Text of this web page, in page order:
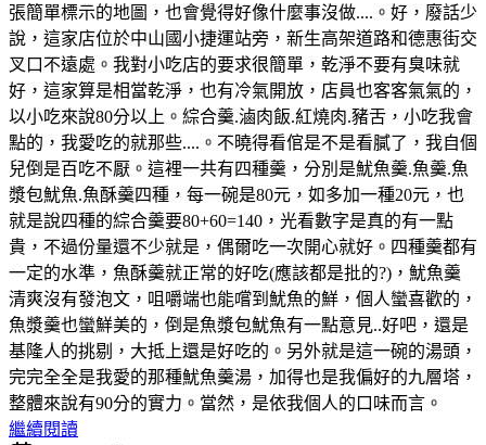
張簡單標示的地圖，也會覺得好像什麼事沒做....。好，廢話少
說，這家店位於中山國小捷運站旁，新生高架道路和德惠街交
叉口不遠處。我對小吃店的要求很簡單，乾淨不要有臭味就
好，這家算是相當乾淨，也有冷氣開放，店員也客客氣氣的，
以小吃來說80分以上。綜合羹.滷肉飯.紅燒肉.豬舌，小吃我會
點的，我愛吃的就那些....。不曉得看倌是不是看膩了，我自個
兒倒是百吃不厭。這裡一共有四種羹，分別是魷魚羹.魚羹.魚
漿包魷魚.魚酥羹四種，每一碗是80元，如多加一種20元，也
就是說四種的綜合羹要80+60=140，光看數字是真的有一點
貴，不過份量還不少就是，偶爾吃一次開心就好。四種羹都有
一定的水準，魚酥羹就正常的好吃(應該都是批的?)，魷魚羹
清爽沒有發泡文，咀嚼端也能嚐到魷魚的鮮，個人蠻喜歡的，
魚漿羹也蠻鮮美的，倒是魚漿包魷魚有一點意見..好吧，還是
基隆人的挑剔，大抵上還是好吃的。另外就是這一碗的湯頭，
完完全全是我愛的那種魷魚羹湯，加得也是我偏好的九層塔，
整體來說有90分的實力。當然，是依我個人的口味而言。
繼續閱讀